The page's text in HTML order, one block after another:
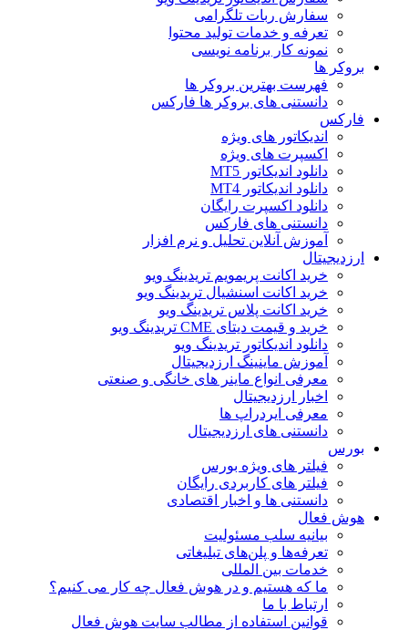
سفارش ربات تلگرامی
تعرفه و خدمات تولید محتوا
نمونه کار برنامه نویسی
بروکر ها
فهرست بهترین بروکر ها
دانستنی های بروکر ها فارکس
فارکس
اندیکاتور های ویژه
اکسپرت های ویژه
دانلود اندیکاتور MT5
دانلود اندیکاتور MT4
دانلود اکسپرت رایگان
دانستنی های فارکس
آموزش آنلاین تحلیل و نرم افزار
ارزدیجیتال
خرید اکانت پریمویم تریدینگ ویو
خرید اکانت اسنشیال تریدینگ ویو
خرید اکانت پلاس تریدینگ ویو
خرید و قیمت دیتای CME تریدینگ ویو
دانلود اندیکاتور تریدینگ ویو
آموزش ماینینگ ارزدیجیتال
معرفی انواع ماینر های خانگی و صنعتی
اخبار ارزدیجیتال
معرفی ایردراپ ها
دانستنی های ارزدیجیتال
بورس
فیلتر های ویژه بورس
فیلتر های کاربردی رایگان
دانستنی ها و اخبار اقتصادی
هوش فعال
بیانیه سلب مسئولیت
تعرفه‌ها و پلن‌های تبلیغاتی
خدمات بین المللی
ما که هستیم و در هوش فعال چه کار می کنیم؟
ارتباط با ما
قوانین استفاده از مطالب سایت هوش فعال